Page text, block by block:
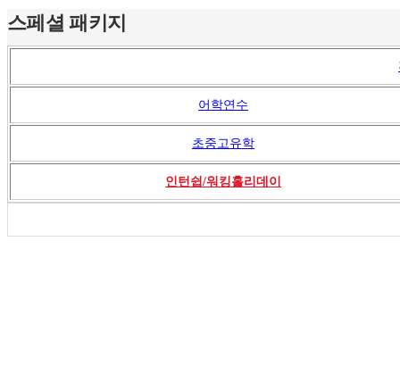
스페셜 패키지
어학연수
초중고유학
인턴쉽/워킹홀리데이